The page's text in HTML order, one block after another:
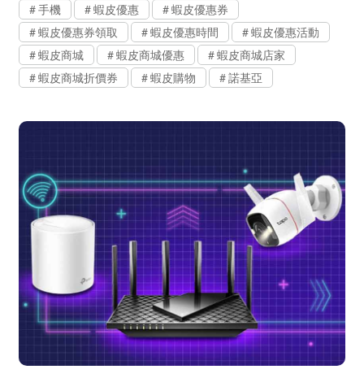
手機
蝦皮優惠
蝦皮優惠券
蝦皮優惠券領取
蝦皮優惠時間
蝦皮優惠活動
蝦皮商城
蝦皮商城優惠
蝦皮商城店家
蝦皮商城折價券
蝦皮購物 諾基亞